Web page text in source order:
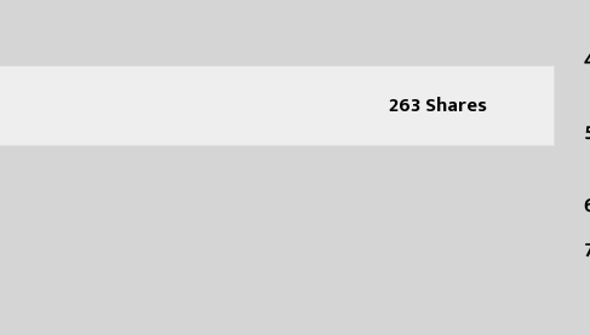
263Shares